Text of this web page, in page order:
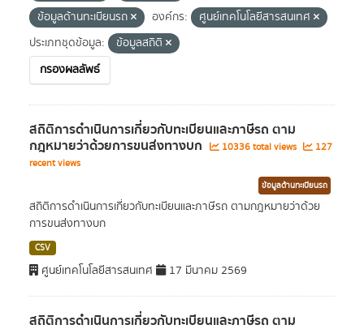
ข้อมูลด้านทะเบียนรถ
องค์กร:
ศูนย์เทคโนโลยีสารสนเทศ
ประเภทชุดข้อมูล:
ข้อมูลสถิติ
กรองผลลัพธ์
สถิติการดำเนินการเกี่ยวกับทะเบียนและภาษีรถ ตาม
กฎหมายว่าด้วยการขนส่งทางบก 10336 total views
127
recent views
ข้อมูลด้านทะเบียนรถ
สถิติการดำเนินการเกี่ยวกับทะเบียนและภาษีรถ ตามกฎหมายว่าด้วย
การขนส่งทางบก
CSV
ศูนย์เทคโนโลยีสารสนเทศ 17 มีนาคม 2569
สถิติการดำเนินการเกี่ยวกับทะเบียนและภาษีรถ ตาม